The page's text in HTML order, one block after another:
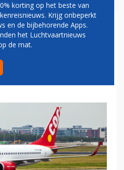
AIRLINES
NAAR
OPDRACHT
korting op het beste van
Krijg onbeperkt
en de bijbehorende Apps.
het Luchtvaartnieuws
de mat.